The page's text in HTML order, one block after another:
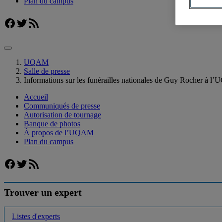
Facebook
Twitter
Flux RSS
UQAM
Salle de presse
Informations sur les funérailles nationales de Guy Rocher à
Accueil
Communiqués de presse
Autorisation de tournage
Banque de photos
À propos de l’UQAM
Plan du campus
Facebook
Twitter
Flux RSS
Trouver un expert
Listes d'experts